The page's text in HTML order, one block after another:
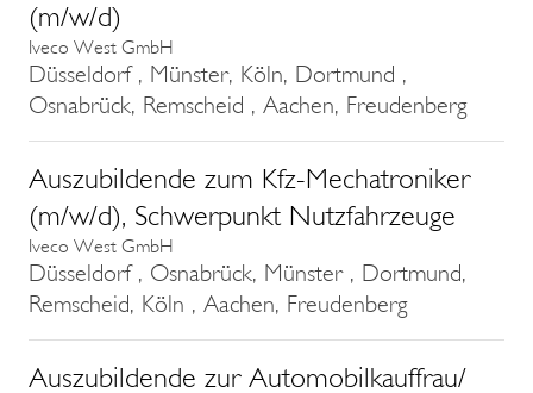
(m/w/d)
Iveco West GmbH
Düsseldorf , Münster, Köln, Dortmund ,
Osnabrück, Remscheid , Aachen, Freudenberg
Auszubildende zum Kfz-Mechatroniker
(m/w/d), Schwerpunkt Nutzfahrzeuge
Iveco West GmbH
Düsseldorf , Osnabrück, Münster , Dortmund,
Remscheid, Köln , Aachen, Freudenberg
Auszubildende zur Automobilkauffrau/